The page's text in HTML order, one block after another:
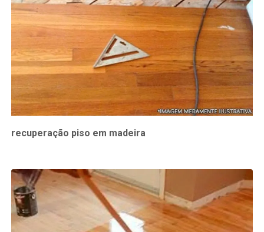
recuperação piso em madeira